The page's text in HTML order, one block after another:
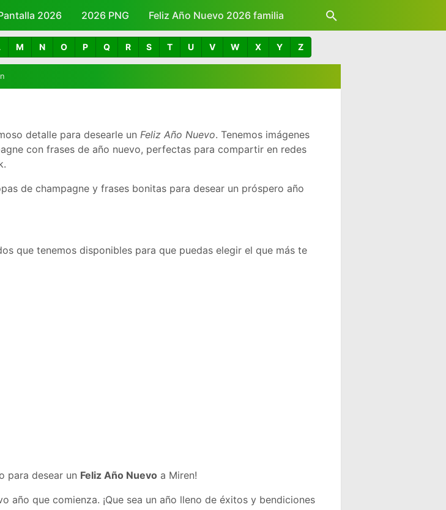
to main content
2026 2026 PNG Feliz Año Nuevo 2026 familia
M N O P Q R S T U V W X Y Z
detalle para desearle un Feliz Año Nuevo. Tenemos imágenes
con frases de año nuevo, perfectas para compartir en redes
de champagne y frases bonitas para desear un próspero año
que tenemos disponibles para que puedas elegir el que más te
para desear un Feliz Año Nuevo a Miren!
año que comienza. ¡Que sea un año lleno de éxitos y bendiciones